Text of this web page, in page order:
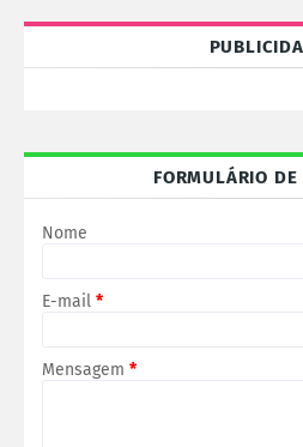
FORMULÁRIO DE
Nome
E-mail *
Mensagem *